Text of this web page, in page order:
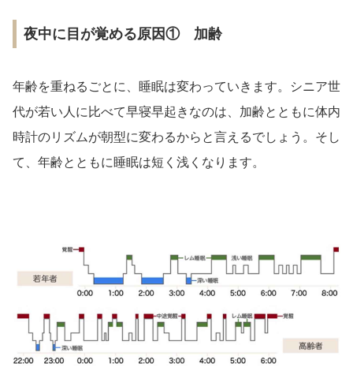
夜中に目が覚める原因① 加齢
年齢を重ねるごとに、睡眠は変わっていきます。シニア世
代が若い人に比べて早寝早起きなのは、加齢とともに体内
時計のリズムが朝型に変わるからと言えるでしょう。そし
て、年齢とともに睡眠は短く浅くなります。